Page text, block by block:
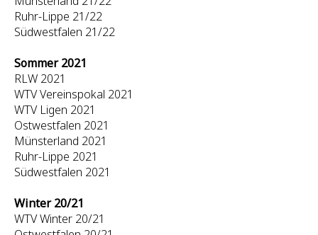
Ruhr-Lippe 21/22
Südwestfalen 21/22
Sommer 2021
RLW 2021
WTV Vereinspokal 2021
WTV Ligen 2021
Ostwestfalen 2021
Münsterland 2021
Ruhr-Lippe 2021
Südwestfalen 2021
Winter 20/21
WTV Winter 20/21